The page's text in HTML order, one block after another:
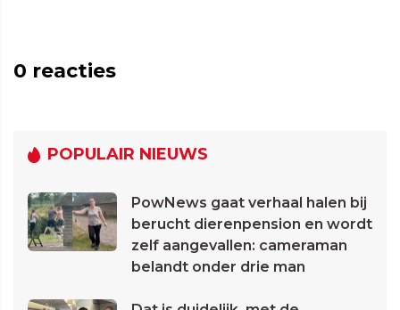
0 reacties
POPULAIR NIEUWS
PowNews gaat verhaal halen bij
berucht dierenpension en wordt
zelf aangevallen: cameraman
belandt onder drie man